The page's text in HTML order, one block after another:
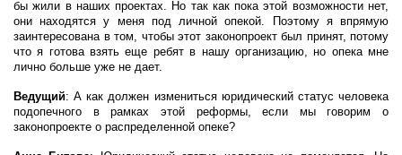
бы жили в наших проектах. Но так как пока этой возможности нет,
они находятся у меня под личной опекой. Поэтому я впрямую
заинтересована в том, чтобы этот законопроект был принят, потому
что я готова взять еще ребят в нашу организацию, но опека мне
лично больше уже не дает.
Ведущий: А как должен измениться юридический статус человека
подопечного в рамках этой реформы, если мы говорим о
законопроекте о распределенной опеке?